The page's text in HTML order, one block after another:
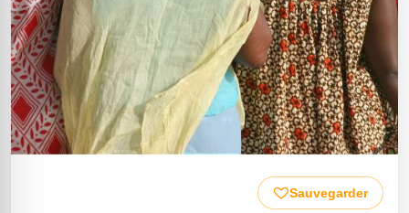
Sauvegarder